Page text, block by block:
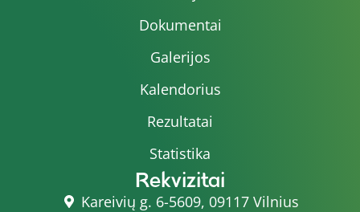
Dokumentai
Galerijos
Kalendorius
Rezultatai
Statistika
Rekvizitai
Kareivių g. 6-5609, 09117 Vilnius